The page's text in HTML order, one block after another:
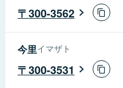
300-3562
今里イマザト
300-3531